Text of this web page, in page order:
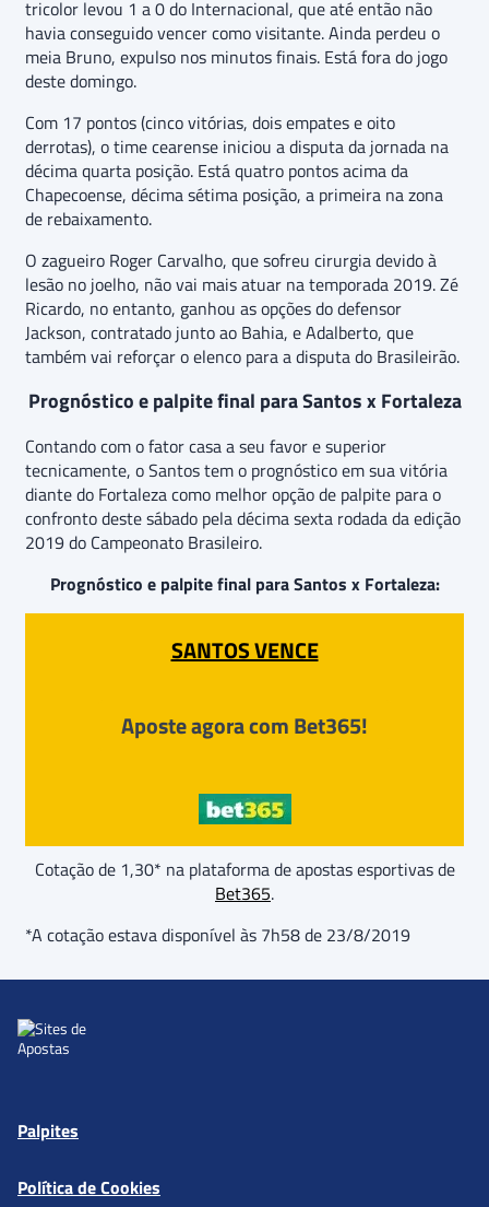
tricolor levou 1 a 0 do Internacional, que até então não
havia conseguido vencer como visitante. Ainda perdeu o
meia Bruno, expulso nos minutos finais. Está fora do jogo
deste domingo.
Com 17 pontos (cinco vitórias, dois empates e oito
derrotas), o time cearense iniciou a disputa da jornada na
décima quarta posição. Está quatro pontos acima da
Chapecoense, décima sétima posição, a primeira na zona
de rebaixamento.
O zagueiro Roger Carvalho, que sofreu cirurgia devido à
lesão no joelho, não vai mais atuar na temporada 2019. Zé
Ricardo, no entanto, ganhou as opções do defensor
Jackson, contratado junto ao Bahia, e Adalberto, que
também vai reforçar o elenco para a disputa do Brasileirão.
Prognóstico e palpite final para Santos x Fortaleza
Contando com o fator casa a seu favor e superior
tecnicamente, o Santos tem o prognóstico em sua vitória
diante do Fortaleza como melhor opção de palpite para o
confronto deste sábado pela décima sexta rodada da edição
2019 do Campeonato Brasileiro.
Prognóstico e palpite final para Santos x Fortaleza:
SANTOS VENCE
Aposte agora com Bet365!
Cotação de 1,30* na plataforma de apostas esportivas de
Bet365.
*A cotação estava disponível às 7h58 de 23/8/2019
Palpites
Política de Cookies